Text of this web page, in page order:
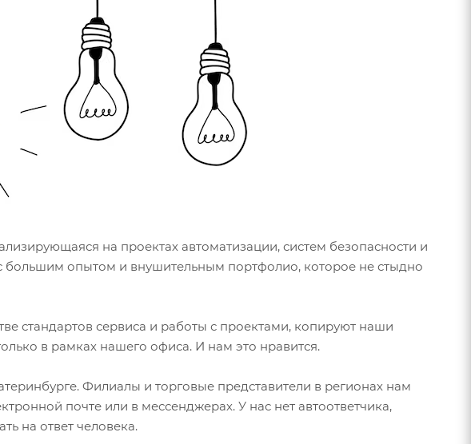
на проектах автоматизации, систем безопасности и
большим опытом и внушительным портфолио, которое не стыдно
стандартов сервиса и работы с проектами, копируют наши
в рамках нашего офиса. И нам это нравится.
Филиалы и торговые представители в регионах нам
почте или в мессенджерах. У нас нет автоответчика,
на ответ человека.